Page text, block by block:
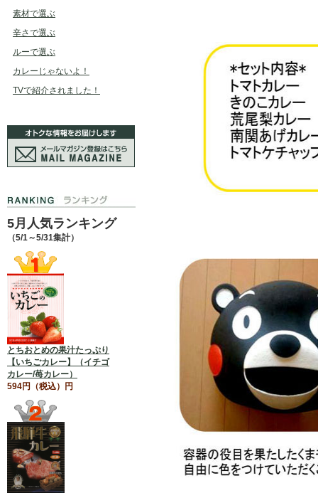
素材で選ぶ
辛さで選ぶ
ルーで選ぶ
カレーじゃないよ！
TVで紹介されました！
5月人気ランキング
（5/1～5/31集計）
とちおとめの果汁たっぷり
【いちごカレー】（イチゴ
カレー/苺カレー）
594円（税込）円